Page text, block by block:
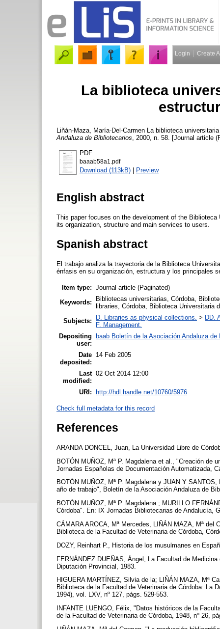
Login Create
La biblioteca
Liñán-Maza, María-Del-Carmen La biblioteca
Andaluza de Bibliotecarios , 2000, n. 58. [Journal article
PDF
baaab58a1.pdf
Download (113kB) | Preview
English abstract
This paper focuses on the development of the
its organization, structure and main services to users.
Spanish abstract
El trabajo analiza la trayectoria de la Biblioteca
énfasis en su organización, estructura y los principales
Item type: Journal article (Paginated)
Keywords:
Bibliotecas universitarias, Córdoba,
libraries, Córdoba, Biblioteca Universitaria
Subjects:
D. Libraries as physical collections. > DD.
F. Management.
Depositing
user:
baab Boletín de la Asociación Andaluza de
Date
deposited:
14 Feb 2005
Last
modified:
02 Oct 2014 12:00
URI: http://hdl.handle.net/10760/5976
Check full metadata for this record
References
ARANDA DONCEL, Juan, La Universidad Libre de
BOTÓN MUÑOZ, Mª P. Magdalena et al., "Creación de
Jornadas Españolas de Documentación Automatizada,
BOTÓN MUÑOZ, Mª P. Magdalena y JUAN Y
año de trabajo", Boletín de la Asociación Andaluza de
BOTÓN MUÑOZ, Mª P. Magdalena ; MURILLO
Córdoba". En: IX Jornadas Bibliotecarias de Andalucía,
CÁMARA AROCA, Mª Mercedes, LIÑÁN MAZA, Mª del
Biblioteca de la Facultad de Veterinaria de Córdoba,
DOZY, Reinhart P., Historia de los musulmanes en
FERNÁNDEZ DUEÑAS, Ángel, La Facultad de
Diputación Provincial, 1983.
HIGUERA MARTÍNEZ, Silvia de la; LIÑÁN MAZA, Mª
Biblioteca de la Facultad de Veterinaria de Córdoba: La
1994), vol. LXV, nº 127, págs. 529-553.
INFANTE LUENGO, Félix, "Datos históricos de la
de la Facultad de Veterinaria de Córdoba, 1948, nº 26,